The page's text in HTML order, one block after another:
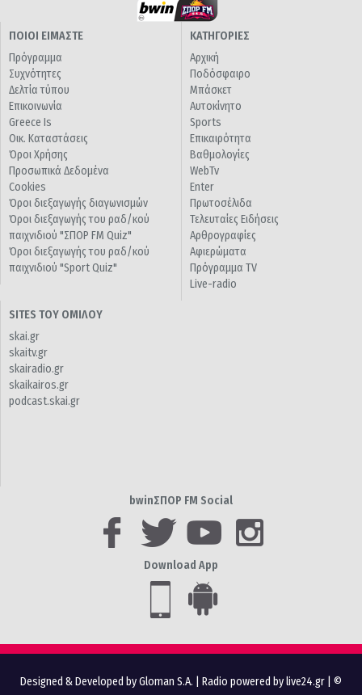
ΠΟΙΟΙ ΕΙΜΑΣΤΕ
Πρόγραμμα
Συχνότητες
Δελτία τύπου
Επικοινωνία
Greece Is
Οικ. Καταστάσεις
Όροι Χρήσης
Προσωπικά Δεδομένα
Cookies
Όροι διεξαγωγής διαγωνισμών
Όροι διεξαγωγής του ραδ/κού
παιχνιδιού "ΣΠΟΡ FM Quiz"
Όροι διεξαγωγής του ραδ/κού
παιχνιδιού "Sport Quiz"
ΚΑΤΗΓΟΡΙΕΣ
Αρχική
Ποδόσφαιρο
Μπάσκετ
Αυτοκίνητο
Sports
Επικαιρότητα
Βαθμολογίες
WebTv
Enter
Πρωτοσέλιδα
Τελευταίες Ειδήσεις
Αρθρογραφίες
Αφιερώματα
Πρόγραμμα TV
Live-radio
SITES ΤΟΥ ΟΜΙΛΟΥ
skai.gr
skaitv.gr
skairadio.gr
skaikairos.gr
podcast.skai.gr
bwinΣΠΟΡ FM Social
Download App
Designed & Developed by Gloman S.A. Radio powered by live24.gr | ©